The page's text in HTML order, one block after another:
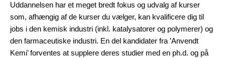
Uddannelsen har et meget bredt fokus og udvalg af kurser
som, afhængig af de kurser du vælger, kan kvalificere dig til
jobs i den kemisk industri (inkl. katalysatorer og polymerer) og
den farmaceutiske industri. En del kandidater fra ’Anvendt
Kemi’ forventes at supplere deres studier med en ph.d. og på